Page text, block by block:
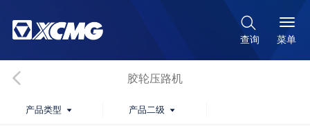

查询 菜单
胶轮压路机
产品类型  产品二级 